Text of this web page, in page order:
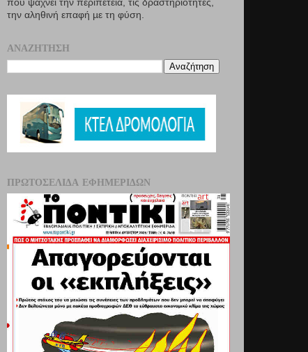
που ψάχνει την περιπέτεια, τις δραστηριότητες,
την αληθινή επαφή µε τη φύση.
ΑΝΑΖΉΤΗΣΗ
ΠΡΩΤΟΣΈΛΙΔΑ ΕΦΗΜΕΡΊΔΩΝ